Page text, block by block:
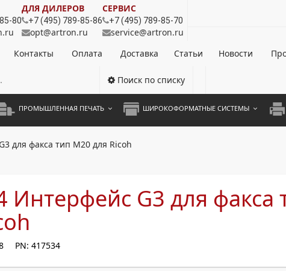
80
ДЛЯ ДИЛЕРОВ
+7 (495) 789-85-86
opt@artron.ru
СЕРВИС
+7 (495) 789-85-70
service@artron.ru
Контакты Оплата Доставка Статьи Новости
Поиск по списку
ПРОМЫШЛЕННАЯ ПЕЧАТЬ ШИРОКОФОРМАТНЫЕ СИСТЕМЫ
А4
для факса тип M20 для Ricoh
Интерфейс G3 для факса
PN: 417534